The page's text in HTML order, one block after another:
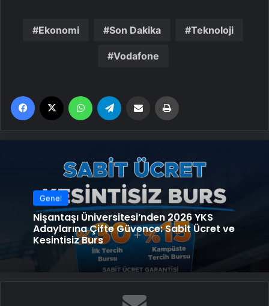
Ekonomi Son Dakika Teknoloji
Vodafone
Facebook WhatsApp Email'den paylaş
Genel
Nişantaşı Üniversitesi’nden 2026 YKS
Adaylarına Çifte Güvence: Sabit Ücret ve
Kesintisiz Burs